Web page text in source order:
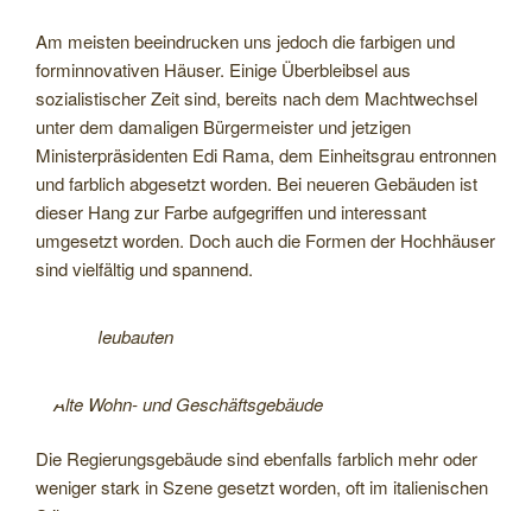
Am meisten beeindrucken uns jedoch die farbigen und
forminnovativen Häuser. Einige Überbleibsel aus
sozialistischer Zeit sind, bereits nach dem Machtwechsel
unter dem damaligen Bürgermeister und jetzigen
Ministerpräsidenten Edi Rama, dem Einheitsgrau entronnen
und farblich abgesetzt worden. Bei neueren Gebäuden ist
dieser Hang zur Farbe aufgegriffen und interessant
umgesetzt worden. Doch auch die Formen der Hochhäuser
sind vielfältig und spannend.
Neubauten
Alte Wohn- und Geschäftsgebäude
Die Regierungsgebäude sind ebenfalls farblich mehr oder
weniger stark in Szene gesetzt worden, oft im italienischen